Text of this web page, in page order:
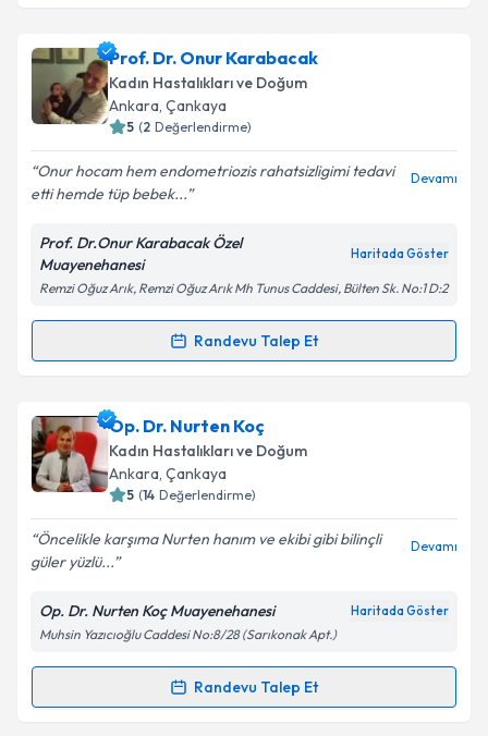
Prof. Dr. Kutay Biberogluiçin randevu takvimi talebi
oluşturun. Size bu uzmandan randevu almanız için bir
takvim hazırlandığında e-posta ile bilgilendireceğiz.
Kişisel verilerimin işlenmesine ilişkin
Aydınlatma
Metni'ni okudum ve kişisel verilerimin belirtilen
kapsamda işlenmesini kabul ediyorum.
Takvim Talebini Gönder
Prof. Dr. Onur Karabacak
Kadın Hastalıkları ve Doğum
Ankara, Çankaya
5 (2 Değerlendirme)
Onur hocam hem endometriozis rahatsizligimi tedavi
etti hemde tüp bebek...
Devamı
Prof. Dr.Onur Karabacak Özel
Muayenehanesi
Haritada Göster
Remzi Oğuz Arık, Remzi Oğuz Arık Mh Tunus Caddesi, Bülten Sk. No:1 D:2
Randevu Talep Et
Randevu Takvimi Talebi
Prof. Dr. Onur Karabacak
talebi oluşturun. Size bu uzmandan randevu almanız
için bir takvim hazırlandığında e-posta ile
bilgilendireceğiz.
E-posta Adresiniz
Kişisel verilerimin işlenmesine ilişkin
Metni'ni okudum ve kişisel verilerimin belirtilen
kapsamda işlenmesini kabul ediyorum.
Op. Dr. Nurten Koç
Kadın Hastalıkları ve Doğum
Ankara, Çankaya
5 (14 Değerlendirme)
Öncelikle karşıma Nurten hanım ve ekibi gibi bilinçli
güler yüzlü...
Devamı
Op. Dr. Nurten Koç Muayenehanesi Haritada Göster
Muhsin Yazıcıoğlu Caddesi No:8/28 (Sarıkonak Apt.)
Randevu Talep Et
Randevu Takvimi Talebi